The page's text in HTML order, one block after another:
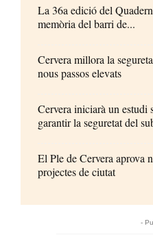
La 36a edició del
memòria del barri de...
Cervera millora la
nous passos elevats
Cervera iniciarà un estudi
garantir la seguretat del
El Ple de Cervera aprova
projectes de ciutat
-